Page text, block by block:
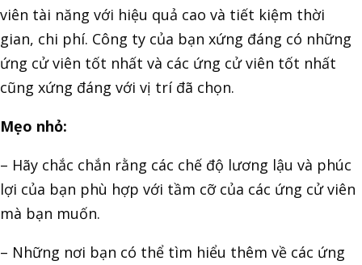
viên tài năng với hiệu quả cao và tiết kiệm thời
gian, chi phí. Công ty của bạn xứng đáng có những
ứng cử viên tốt nhất và các ứng cử viên tốt nhất
cũng xứng đáng với vị trí đã chọn.
Mẹo nhỏ:
– Hãy chắc chắn rằng các chế độ lương lậu và phúc
lợi của bạn phù hợp với tầm cỡ của các ứng cử viên
mà bạn muốn.
– Những nơi bạn có thể tìm hiểu thêm về các ứng